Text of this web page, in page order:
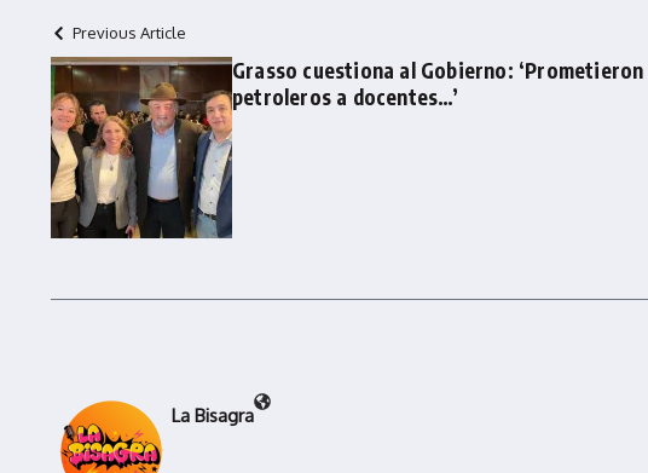
Previous Article
Grasso cuestiona al Gobierno: ‘Prometieron
petroleros a docentes…’
La Bisagra